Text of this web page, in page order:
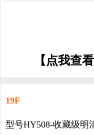
【点我查
19F
型号HY508-收藏级明